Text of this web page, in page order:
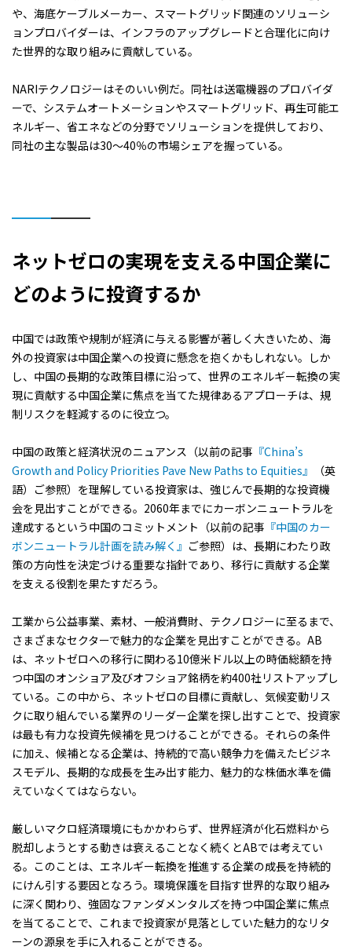
や、海底ケーブルメーカー、スマートグリッド関連のソリューシ
ョンプロバイダーは、インフラのアップグレードと合理化に向け
た世界的な取り組みに貢献している。
NARIテクノロジーはそのいい例だ。同社は送電機器のプロバイダ
ーで、システムオートメーションやスマートグリッド、再生可能エ
ネルギー、省エネなどの分野でソリューションを提供しており、
同社の主な製品は30～40％の市場シェアを握っている。
ネットゼロの実現を支える中国企業に
どのように投資するか
中国では政策や規制が経済に与える影響が著しく大きいため、海
外の投資家は中国企業への投資に懸念を抱くかもしれない。しか
し、中国の長期的な政策目標に沿って、世界のエネルギー転換の実
現に貢献する中国企業に焦点を当てた規律あるアプローチは、規
制リスクを軽減するのに役立つ。
中国の政策と経済状況のニュアンス（以前の記事 『China’s
Growth and Policy Priorities Pave New Paths to Equities』
（英
語）ご参照）を理解している投資家は、強じんで長期的な投資機
会を見出すことができる。2060年までにカーボンニュートラルを
達成するという中国のコミットメント（以前の記事 『中国のカー
ボンニュートラル計画を読み解く』 ご参照）は、長期にわたり政
策の方向性を決定づける重要な指針であり、移行に貢献する企業
を支える役割を果たすだろう。
工業から公益事業、素材、一般消費財、テクノロジーに至るまで、
さまざまなセクターで魅力的な企業を見出すことができる。AB
は、ネットゼロへの移行に関わる10億米ドル以上の時価総額を持
つ中国のオンショア及びオフショア銘柄を約400社リストアップし
ている。この中から、ネットゼロの目標に貢献し、気候変動リス
クに取り組んでいる業界のリーダー企業を探し出すことで、投資家
は最も有力な投資先候補を見つけることができる。それらの条件
に加え、候補となる企業は、持続的で高い競争力を備えたビジネ
スモデル、長期的な成長を生み出す能力、魅力的な株価水準を備
えていなくてはならない。
厳しいマクロ経済環境にもかかわらず、世界経済が化石燃料から
脱却しようとする動きは衰えることなく続くとABでは考えてい
る。このことは、エネルギー転換を推進する企業の成長を持続的
にけん引する要因となろう。環境保護を目指す世界的な取り組み
に深く関わり、強固なファンダメンタルズを持つ中国企業に焦点
を当てることで、これまで投資家が見落としていた魅力的なリタ
ーンの源泉を手に入れることができる。